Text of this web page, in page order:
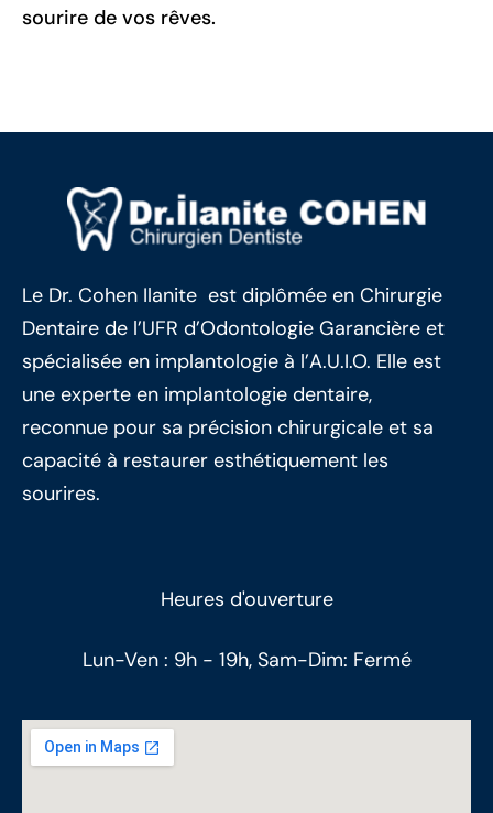
sourire de vos rêves.
Le Dr. Cohen Ilanite est diplômée en Chirurgie
Dentaire de l’UFR d’Odontologie Garancière et
spécialisée en implantologie à l’A.U.I.O. Elle est
une experte en implantologie dentaire,
reconnue pour sa précision chirurgicale et sa
capacité à restaurer esthétiquement les
sourires.
Heures d'ouverture
Lun-Ven : 9h - 19h, Sam-Dim: Fermé